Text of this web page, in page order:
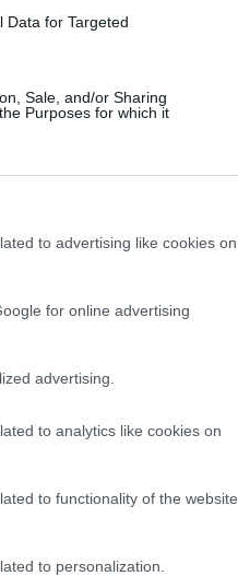
Data for Targeted
Sale, and/or Sharing
Purposes for which it
to advertising like cookies on
for online advertising
advertising.
to analytics like cookies on
to functionality of the website
to personalization.